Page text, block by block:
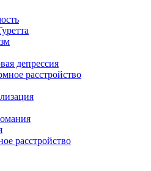
депрессия
расстройство
расстройство